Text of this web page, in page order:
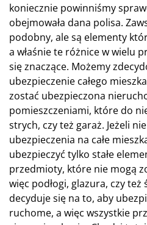
koniecznie powinniśmy
obejmowała dana polisa.
podobny, ale są elementy
a właśnie te różnice w wielu
się znaczące. Możemy
ubezpieczenie całego
zostać ubezpieczona
pomieszczeniami, które do
strych, czy też garaż. Jeżeli
ubezpieczenia na całe
ubezpieczyć tylko stałe
przedmioty, które nie mogą
więc podłogi, glazura, czy też
decyduje się na to, aby
ruchome, a więc wszystkie